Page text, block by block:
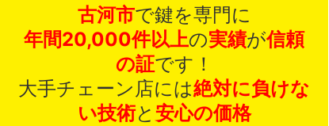
古河市で鍵を専門に
年間20,000件以上の実績が信頼
の証です！
大手チェーン店には絶対に負けな
い技術と 安心の価格